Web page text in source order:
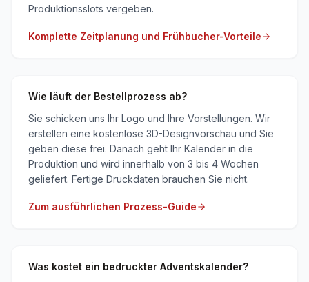
Produktionsslots vergeben.
Komplette Zeitplanung und Frühbucher-Vorteile
Wie läuft der Bestellprozess ab?
Sie schicken uns Ihr Logo und Ihre Vorstellungen. Wir
erstellen eine kostenlose 3D-Designvorschau und Sie
geben diese frei. Danach geht Ihr Kalender in die
Produktion und wird innerhalb von 3 bis 4 Wochen
geliefert. Fertige Druckdaten brauchen Sie nicht.
Zum ausführlichen Prozess-Guide
Was kostet ein bedruckter Adventskalender?